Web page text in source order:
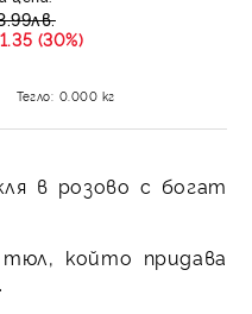
(30%)
Тегло: 0.000 кг
в розово с богат
който придава